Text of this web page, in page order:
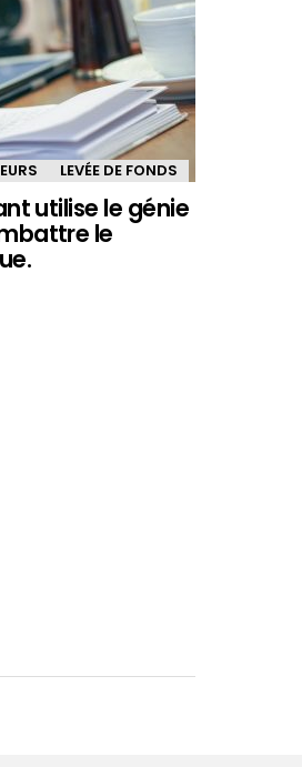
LEVÉE DE FONDS
utilise le génie
le